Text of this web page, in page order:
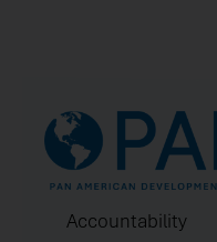
Accountability